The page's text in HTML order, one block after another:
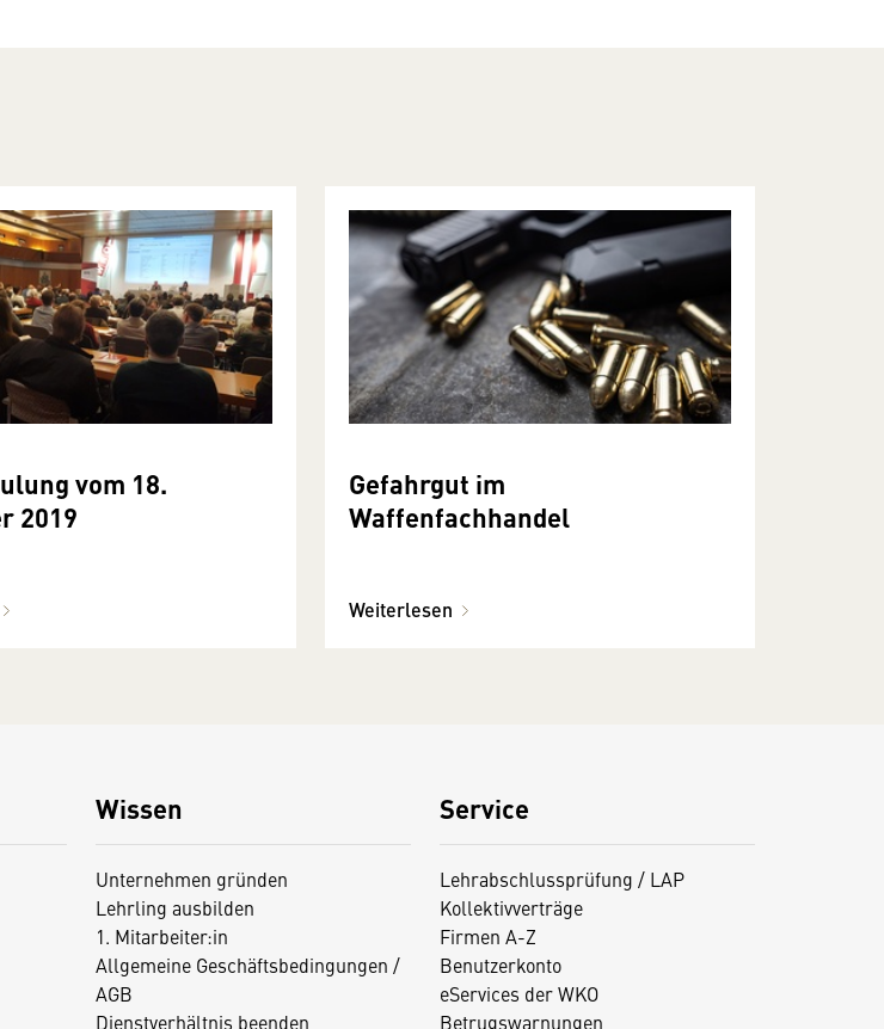
vom 18.
2019
Gefahrgut im
Waffenfachhandel
Weiterlesen
Wissen
Unternehmen gründen
Lehrling ausbilden
1. Mitarbeiter:in
Allgemeine Geschäftsbedingungen /
AGB
Dienstverhältnis beenden
Service
Lehrabschlussprüfung / LAP
Kollektivverträge
Firmen A-Z
Benutzerkonto
eServices der WKO
Betrugswarnungen